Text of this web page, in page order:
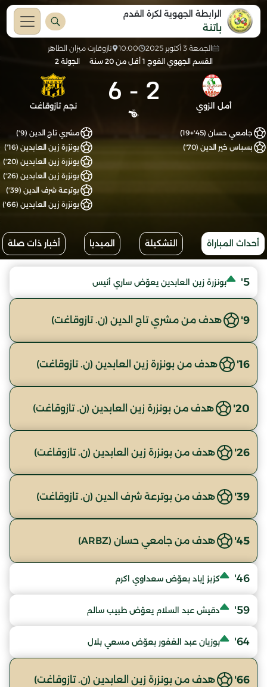
الرابطة الجهوية لكرة القدم
باتنة
الجمعة 3 أكتوبر 2025 10:00
تازوقارت ميزان الطاهر
القسم الجهوي الفوج 1 أقل من 20 سنة
الجولة 2
أمل الزوي 2
-
6 نجم تازوقاغت
جامعي حسان (45'+19)
بسباس خير الدين (70')
مشري تاج الدين (9')
بونزرة زين العابدين (16')
بونزرة زين العابدين (20')
بونزرة زين العابدين (26')
بوترعة شرف الدين (39')
بونزرة زين العابدين (66')
أحداث المباراة التشكيلة الميديا أخبار ذات صلة
5' بونزرة زين العابدين يعوّض ساري أنيس
9' هدف من مشري تاج الدين (ن. تازوقاغت)
16' هدف من بونزرة زين العابدين (ن. تازوقاغت)
20' هدف من بونزرة زين العابدين (ن. تازوقاغت)
26' هدف من بونزرة زين العابدين (ن. تازوقاغت)
39' هدف من بوترعة شرف الدين (ن. تازوقاغت)
45' هدف من جامعي حسان (ARBZ)
46' كزيز إياد يعوّض سعداوي اكرم
59' دقيش عبد السلام يعوّض طبيب سالم
64' بوزيان عبد الغفور يعوّض مسعي بلال
66' هدف من بونزرة زين العابدين (ن. تازوقاغت)